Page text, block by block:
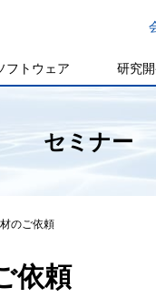
フトウェア 研究
セミナー
のご依頼
依頼